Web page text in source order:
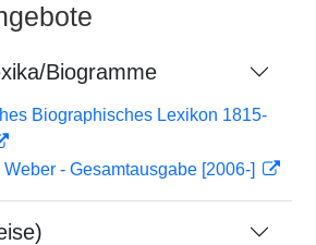
Biogramme
Biographisches Lexikon 1815-
- Gesamtausgabe [2006-]